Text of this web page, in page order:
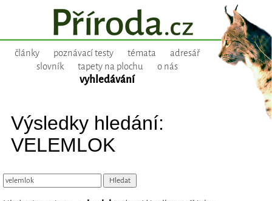
články poznávací testy témata
adresář
slovník
tapety na plochu o nás
vyhledávání
Výsledky hledání:
VELEMLOK